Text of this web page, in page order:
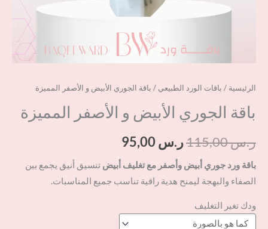
الرئيسية / باقات الورد الطبيعي / باقة الجوري الأبيض و الأصفر المميزة
باقة الجوري الأبيض و الأصفر المميزة
ر.س115,00 ر.س
باقة ورد جوري أبيض وأصفر مع تغليف أبيض تنسيق أنيق يجمع بين
الصفاء والبهجة ليمنح هدية راقية تناسب جميع المناسبات.
ودك تغير التغليف